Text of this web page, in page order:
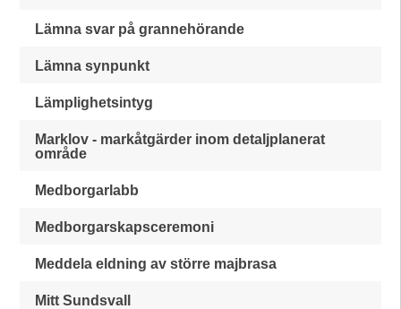
Lämna svar på grannehörande
Lämna synpunkt
Lämplighetsintyg
Marklov - markåtgärder inom detaljplanerat
område
Medborgarlabb
Medborgarskapsceremoni
Meddela eldning av större majbrasa
Mitt Sundsvall